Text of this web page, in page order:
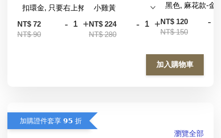
NT$ 72
NT$ 90
- +NT$ 224
NT$ 280
- +NT$ 120
NT$ 150
-
加入購物車
加購證件套享 𝟵𝟱 折
瀏覽全部